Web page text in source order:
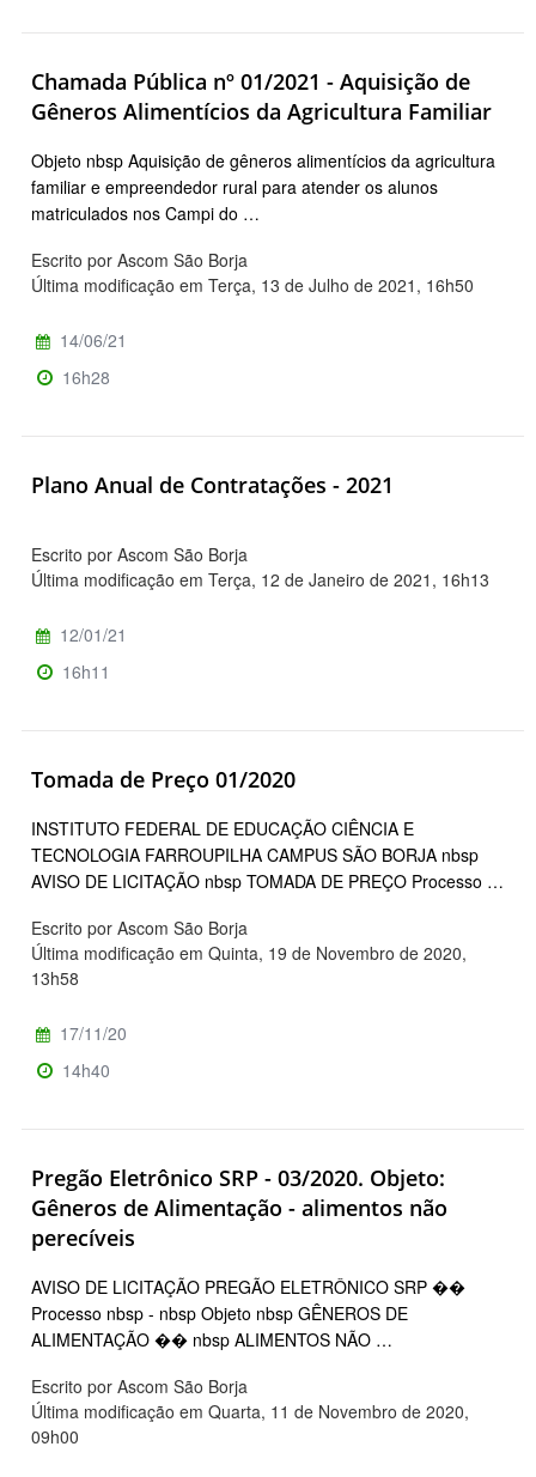
Chamada Pública nº 01/2021 - Aquisição de
Gêneros Alimentícios da Agricultura Familiar
Objeto nbsp Aquisição de gêneros alimentícios da agricultura
familiar e empreendedor rural para atender os alunos
matriculados nos Campi do …
Escrito por Ascom São Borja
Última modificação em Terça, 13 de Julho de 2021, 16h50
14/06/21
16h28
Plano Anual de Contratações - 2021
Escrito por Ascom São Borja
Última modificação em Terça, 12 de Janeiro de 2021, 16h13
12/01/21
16h11
Tomada de Preço 01/2020
INSTITUTO FEDERAL DE EDUCAÇÃO CIÊNCIA E
TECNOLOGIA FARROUPILHA CAMPUS SÃO BORJA nbsp
AVISO DE LICITAÇÃO nbsp TOMADA DE PREÇO Processo …
Escrito por Ascom São Borja
Última modificação em Quinta, 19 de Novembro de 2020,
13h58
17/11/20
14h40
Pregão Eletrônico SRP - 03/2020. Objeto:
Gêneros de Alimentação - alimentos não
perecíveis
AVISO DE LICITAÇÃO PREGÃO ELETRÔNICO SRP ��
Processo nbsp - nbsp Objeto nbsp GÊNEROS DE
ALIMENTAÇÃO �� nbsp ALIMENTOS NÃO …
Escrito por Ascom São Borja
Última modificação em Quarta, 11 de Novembro de 2020,
09h00